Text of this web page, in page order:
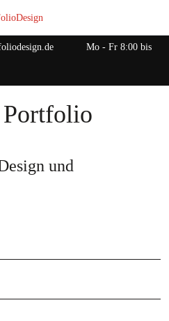
Mo - Fr 8:00 bis
Portfolio
und